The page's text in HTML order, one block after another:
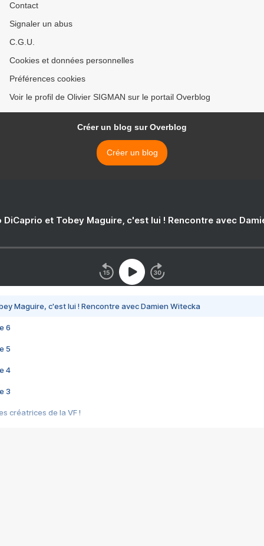
Contact
Signaler un abus
C.G.U.
Cookies et données personnelles
Préférences cookies
Voir le profil de Olivier SIGMAN sur le portail Overblog
Créer un blog sur Overblog
Créer un blog
DiCaprio et Tobey Maguire, c'est lui ! Rencontre avec
Maguire, c'est lui ! Rencontre avec Damien Witecka
6
5
4
3
créatrices de la VF !